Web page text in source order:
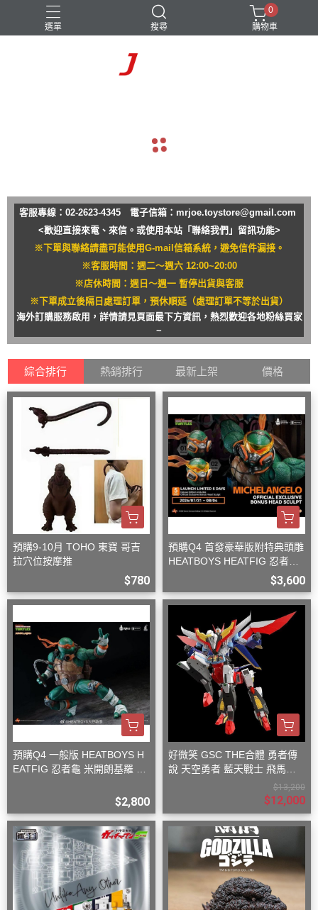
選單 搜尋
0
購物車
客服專線：02-2623-4345 電子信箱： mrjoe.toystore@gmail.com
<歡迎直接來電、來信。或使用本站「聯絡我們」留訊功能>
※下單與聯絡請盡可能使用G-mail信箱系統，避免信件漏接。
※客服時間：週二～週六 12:00~20:00
※店休時間：週日～週一 暫停出貨與客服
※下單成立後隔日處理訂單，預休順延（處理訂單不等於出貨）
海外訂購服務啟用，詳情請見頁面最下方資訊，熱烈歡迎各地粉絲買家
~
綜合排行 熱銷排行 最新上架 價格
預購9-10月 TOHO 東寶 哥吉
拉穴位按摩推
$780
預購Q4 首發豪華版附特典頭雕
HEATBOYS HEATFIG 忍者龜
$3,600
預購Q4 一般版 HEATBOYS H
EATFIG 忍者龜 米開朗基羅 1/
$2,800
好微笑 GSC THE合體 勇者傳
說 天空勇者 藍天戰士 飛馬戰
$13,200
$12,000